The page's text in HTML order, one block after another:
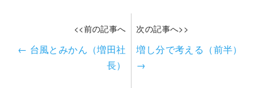
<<前の記事へ
← 台風とみかん（増田社
長）
次の記事へ>>
増し分で考える（前半）
→